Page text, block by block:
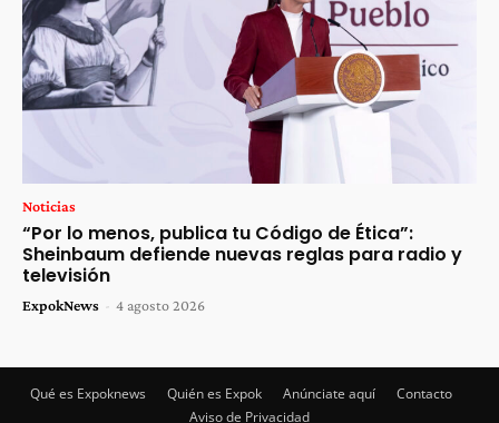
Noticias
“Por lo menos, publica tu Código de Ética”:
Sheinbaum defiende nuevas reglas para radio y
televisión
ExpokNews - 4 agosto 2026
Qué es Expoknews Quién es Expok Anúnciate aquí
Contacto
Aviso de Privacidad